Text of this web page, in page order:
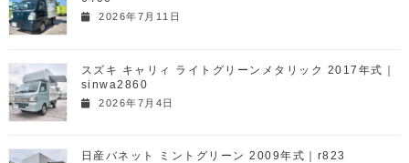
2026年7月11日
スズキ キャリィ ライトグリーンメタリック 2017年式｜
sinwa2860
2026年7月4日
日産バネット ミントグリーン 2009年式｜r823